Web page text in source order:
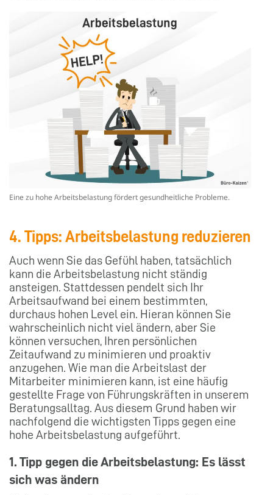
Eine zu hohe Arbeitsbelastung fördert gesundheitliche Probleme.
4. Tipps: Arbeitsbelastung reduzieren
Auch wenn Sie das Gefühl haben, tatsächlich
kann die Arbeitsbelastung nicht ständig
ansteigen. Stattdessen pendelt sich Ihr
Arbeitsaufwand bei einem bestimmten,
durchaus hohen Level ein. Hieran können Sie
wahrscheinlich nicht viel ändern, aber Sie
können versuchen, Ihren persönlichen
Zeitaufwand zu minimieren und proaktiv
anzugehen. Wie man die Arbeitslast der
Mitarbeiter minimieren kann, ist eine häufig
gestellte Frage von Führungskräften in unserem
Beratungsalltag. Aus diesem Grund haben wir
nachfolgend die wichtigsten Tipps gegen eine
hohe Arbeitsbelastung aufgeführt.
1. Tipp gegen die Arbeitsbelastung: Es lässt
sich was ändern